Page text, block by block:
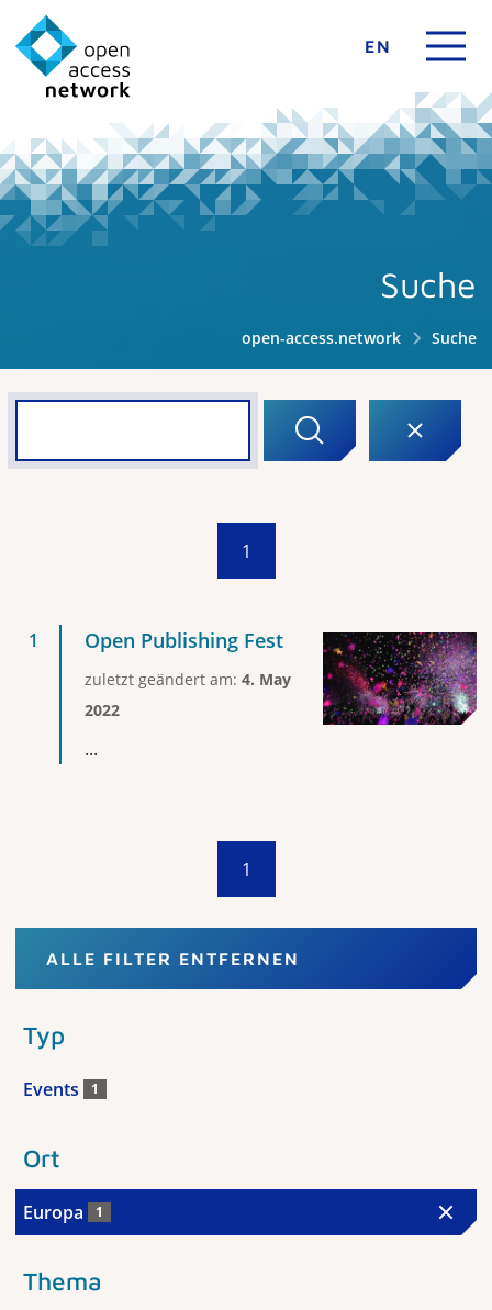
EN
Suche
open-access.network Suche
1
Open Publishing Fest
zuletzt geändert am: 4. May
2022
...
1
ALLE FILTER ENTFERNEN
Typ
Events 1
Ort
Europa 1
Thema